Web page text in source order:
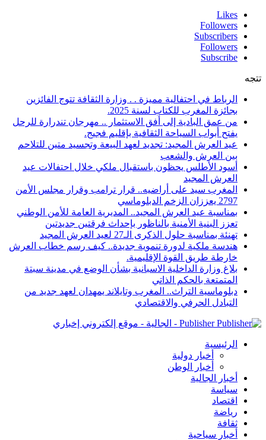
Likes
Followers
Subscribers
Followers
Subscribe
تتجه
الرباط في احتفالية مميزة . . وزارة الثقافة تتوج الفائزين
بجائزة المغرب للكتاب لسنة 2025.
من عمق البادية إلى أفق الاستثمار .. مهرجان تندرارة للرحل
يفتح أبواب السياحة الثقافية بإقليم فجيج.
عيد العرش المجيد: تجديد لعهد البيعة وتجسيد متين للتلاحم
بين العرش والشعب
أسود الأطلس يحظون باستقبال ملكي خلال احتفالات عيد
العرش المجيد
المغرب سيد على أراضيه.. قرار ترامب وقرار مجلس الأمن
2797 يعززان الزخم الدبلوماسي
بمناسبة عيد العرش المجيد.. المديرية العامة للأمن الوطني
تعزز البنية الأمنية بالناظور بإحداث فرقتين جديدتين
تهنئة بمناسبة حلول الذكرى الـ27 لعيد العرش المجيد
هندسة ملكية لدورة تنموية جديدة.. كيف رسم خطاب العرش
خارطة طريق القوة الإقليمية.
بلاغ وزارة الداخلية الاسبانية بشأن الوضع في مدينة سبتة
المتمتعة بالحكم الذاتي
دبلوماسية التراث.. المغرب وتايلاند يمهدان لعهد جديد من
التبادل الحرفي والاقتصادي
Publisher - الجالية - موقع إلكتروني إخباري
الرئيسية
أخبار دولية
أخبار الوطن
أخبار الجالية
سياسة
اقتصاد
رياضة
ثقافة
أخبار سياحية